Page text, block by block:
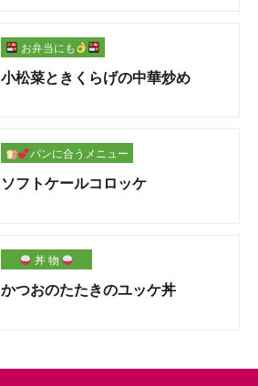
お弁当にも
小松菜ときくらげの中華炒め
パンに合うメニュー
ソフトケールコロッケ
丼 物
かつおのたたきのユッケ丼